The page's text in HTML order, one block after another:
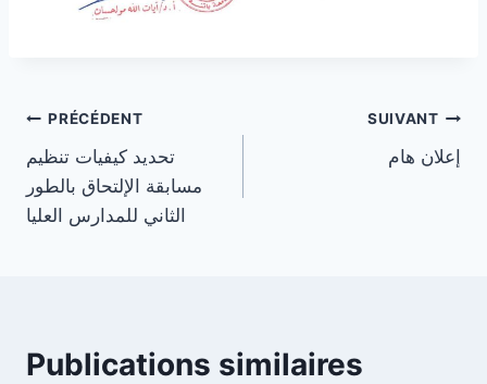
Navigation
de
l’article
PRÉCÉDENT
تحديد كيفيات تنظيم
مسابقة الإلتحاق بالطور
الثاني للمدارس العليا
SUIVANT
إعلان هام
Publications similaires